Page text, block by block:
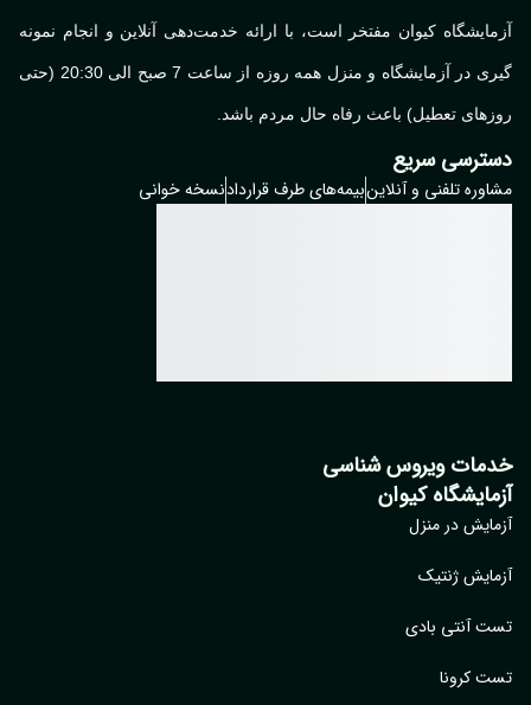
کیوان مفتخر است، با ارائه خدمت‌دهی آنلاین و انجام نمونه
گیری در آزمایشگاه و منزل همه روزه از ساعت 7 صبح الی 20:30 (حتی
تعطیل) باعث رفاه حال مردم باشد.
سریع
تلفنی و آنلاینبیمه‌های طرف قراردادنسخه خوانی
ویروس شناسی
کیوان
در منزل
ژنتیک
آنتی بادی
کرونا